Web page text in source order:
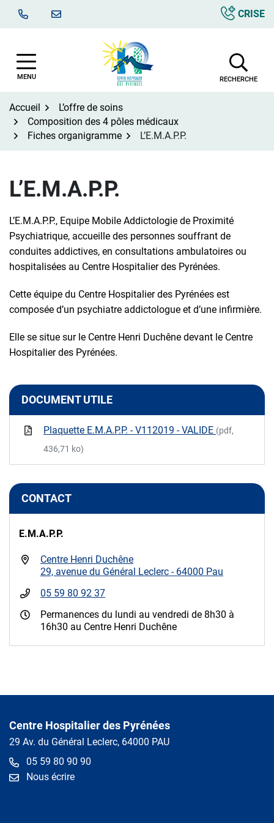
CRISE
MENU RECHERCHE
Accueil
L’offre de soins
Composition des 4 pôles médicaux
Fiches organigramme
L’E.M.A.P.P.
L’E.M.A.P.P.
L’E.M.A.P.P., Equipe Mobile Addictologie de Proximité
Psychiatrique, accueille des personnes souffrant de
conduites addictives, en consultations ambulatoires ou
hospitalisées au Centre Hospitalier des Pyrénées.
Cette équipe du Centre Hospitalier des Pyrénées est
composée d’un psychiatre addictologue et d’une infirmière.
Elle se situe sur le Centre Henri Duchêne devant le Centre
Hospitalier des Pyrénées.
DOCUMENT UTILE
Plaquette E.M.A.P.P. - V112019 - VALIDE (pdf,
436,71 ko)
CONTACT
E.M.A.P.P.
Centre Henri Duchêne
29, avenue du Général Leclerc - 64000 Pau
05 59 80 92 37
Permanences du lundi au vendredi de 8h30 à
16h30 au Centre Henri Duchêne
Centre Hospitalier des Pyrénées
29 Av. du Général Leclerc, 64000 PAU
05 59 80 90 90
Nous écrire